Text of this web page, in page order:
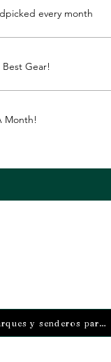
every month
Gear!
Month!
Más parques y senderos para perros